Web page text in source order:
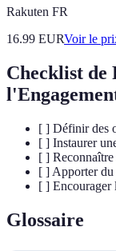
Rakuten FR
16.99 EURVoir le
Checklist de
[ ] Définir des
[ ] Instaurer
[ ] Reconnaître
[ ] Apporter du
[ ] Encourager
Glossaire